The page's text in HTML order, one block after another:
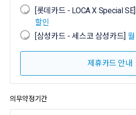
[롯데카드 - LOCA X Special SE]
할인
[삼성카드 - 세스코 삼성카드]
제휴카드 안내
의무약정기간